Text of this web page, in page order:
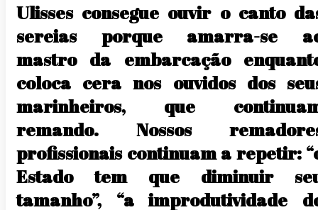
Ulisses consegue ouvir o canto
sereias porque amarra-se
mastro da embarcação
coloca cera nos ouvidos dos
marinheiros, que
remando. Nossos
profissionais continuam a repetir:
Estado tem que diminuir
tamanho”, “a improdutividade